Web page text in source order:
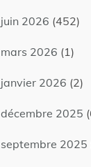
juin 2026 (452)
mars 2026 (1)
janvier 2026 (2)
décembre 2025
septembre 2025